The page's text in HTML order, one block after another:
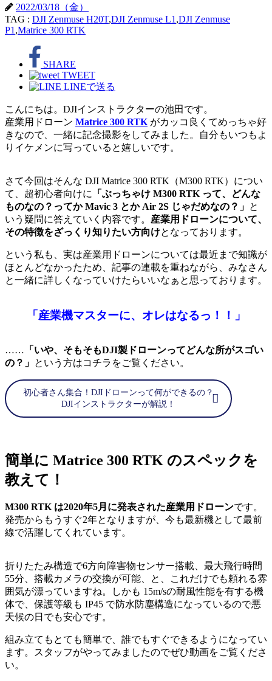
2022/03/18（金）
TAG : DJI Zenmuse H20T,DJI Zenmuse L1 ,DJI Zenmuse
P1 ,Matrice 300 RTK
SHARE
TWEET
LINEで送る
こんにちは。DJIインストラクターの池田です。
産業用ドローン Matrice 300 RTK がカッコ良くてめっちゃ好
きなので、一緒に記念撮影をしてみました。自分もいつもよ
りイケメンに写っていると嬉しいです。
さて今回はそんな DJI Matrice 300 RTK（M300 RTK）につい
て、超初心者向けに
「ぶっちゃけ M300 RTK って、どんな
ものなの？ってか Mavic 3 とか Air 2S じゃだめなの？」 と
いう疑問に答えていく内容です。 産業用ドローンについて、
その特徴をざっくり知りたい方向けとなっております。
という私も、実は産業用ドローンについては最近まで知識が
ほとんどなかったため、記事の連載を重ねながら、みなさん
と一緒に詳しくなっていけたらいいなぁと思っております。
「産業機マスターに、オレはなるっ！！」
…… 「いや、そもそもDJI製ドローンってどんな所がスゴい
の？」 という方はコチラをご覧ください。
初心者さん集合！DJIドローンって何ができるの？
DJIインストラクターが解説！
簡単に Matrice 300 RTK のスペックを
教えて！
M300 RTK は2020年5月に発表された産業用ドローンです。
発売からもうすぐ2年となりますが、今も最新機として最前
線で活躍してくれています。
折りたたみ構造で6方向障害物センサー搭載、最大飛行時間
55分、搭載カメラの交換が可能、と、これだけでも頼れる雰
囲気が漂っていますね。しかも 15m/sの耐風性能を有する機
体で、保護等級も IP45 で防水防塵構造になっているので悪
天候の日でも安心です。
組み立てもとても簡単で、誰でもすぐできるようになってい
ます。スタッフがやってみましたのでぜひ動画をご覧くださ
い。